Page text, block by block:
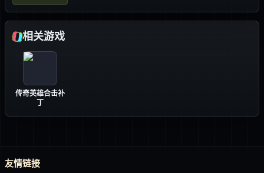
相关游戏
传奇英雄合击补
丁
友情链接